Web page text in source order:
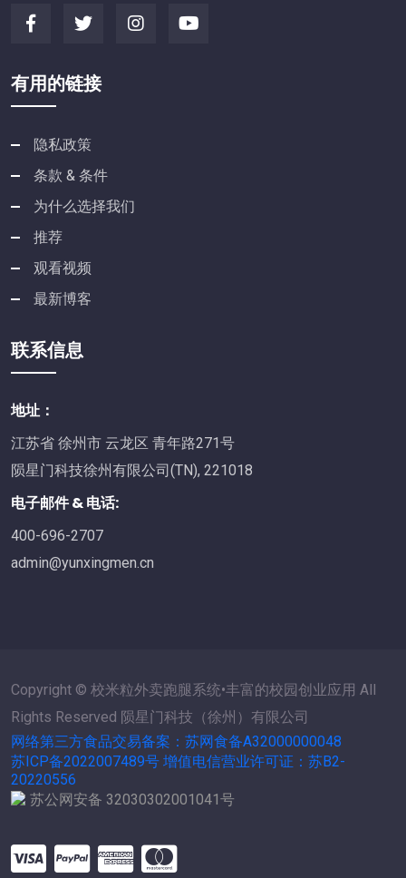
有用的链接
隐私政策
条款 & 条件
为什么选择我们
推荐
观看视频
最新博客
联系信息
地址：
江苏省 徐州市 云龙区 青年路271号
陨星门科技徐州有限公司(TN), 221018
电子邮件 & 电话:
400-696-2707
admin@yunxingmen.cn
Copyright © 校米粒外卖跑腿系统•丰富的校园创业应用 All
Rights Reserved 陨星门科技（徐州）有限公司
网络第三方食品交易备案：苏网食备A32000000048
苏ICP备2022007489号 增值电信营业许可证：苏B2-
20220556
苏公网安备 32030302001041号